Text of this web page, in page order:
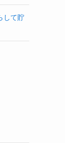
して貯